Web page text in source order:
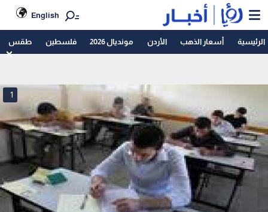
English
الرئيسية أسعار الذهب الأردن مونديال 2026 فلسطين طقس
1